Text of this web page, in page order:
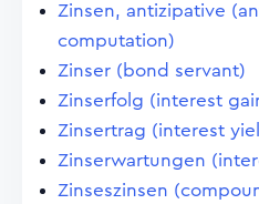
Zinsen, antizipative
computation)
Zinser (bond servant)
Zinserfolg (interest
Zinsertrag (interest
Zinserwartungen
Zinseszinsen